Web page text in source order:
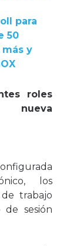
para
50
y
roles
nueva
los
trabajo
de sesión